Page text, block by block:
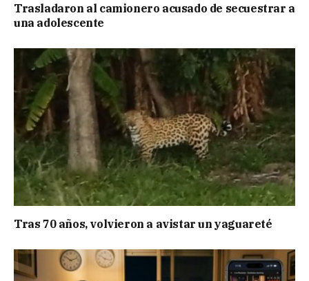
Trasladaron al camionero acusado de secuestrar a
una adolescente
Tras 70 años, volvieron a avistar un yaguareté